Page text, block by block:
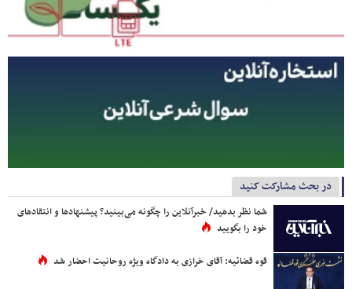
در بحث مشارکت کنید
شما نظر بدهید/ خبرآنلاین را چگونه می‌بینید؟ پیشنهادها و انتقادهای
خود را بگویید
قوه قضائیه: آقای خرازی به دادگاه ویژه روحانیت احضار شد